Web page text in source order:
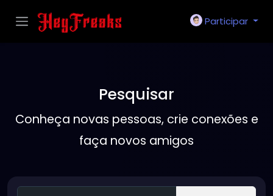
Participar
Pesquisar
Conheça novas pessoas, crie conexões e
faça novos amigos